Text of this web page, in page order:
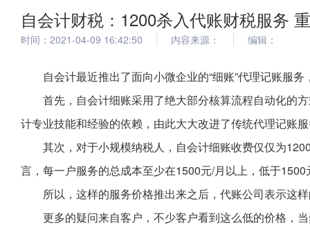
自会计财税：1200杀入代账财税服务
时间：2021-04-09 16:42:50 内容来源： 编辑：
自会计最近推出了面向小微企业的“细账”代理记账服
首先，自会计细账采用了绝大部分核算流程自动化的
计专业技能和经验的依赖，由此大大改进了传统代理记账
其次，对于小规模纳税人，自会计细账收费仅仅为
言，每一户服务的总成本至少在1500元/月以上，低于
所以，这样的服务价格推出来之后，代账公司表示这
更多的疑问来自客户，不少客户看到这么低的价格，